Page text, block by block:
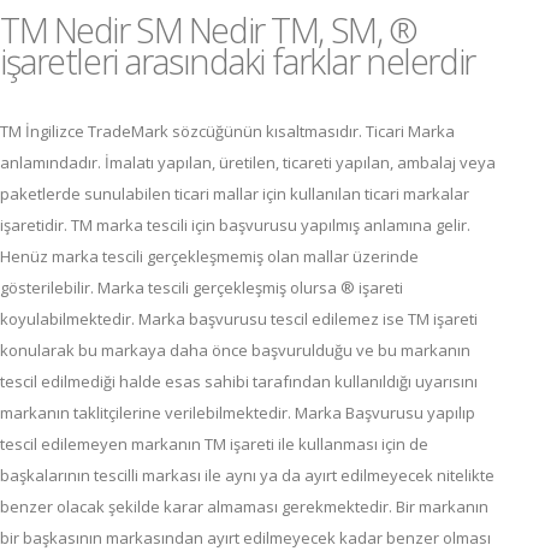
TM Nedir SM Nedir TM, SM, ®
işaretleri arasındaki farklar nelerdir
TM İngilizce TradeMark sözcüğünün kısaltmasıdır. Ticari Marka
anlamındadır. İmalatı yapılan, üretilen, ticareti yapılan, ambalaj veya
paketlerde sunulabilen ticari mallar için kullanılan ticari markalar
işaretidir. TM marka tescili için başvurusu yapılmış anlamına gelir.
Henüz marka tescili gerçekleşmemiş olan mallar üzerinde
gösterilebilir. Marka tescili gerçekleşmiş olursa ® işareti
koyulabilmektedir. Marka başvurusu tescil edilemez ise TM işareti
konularak bu markaya daha önce başvurulduğu ve bu markanın
tescil edilmediği halde esas sahibi tarafından kullanıldığı uyarısını
markanın taklitçilerine verilebilmektedir. Marka Başvurusu yapılıp
tescil edilemeyen markanın TM işareti ile kullanması için de
başkalarının tescilli markası ile aynı ya da ayırt edilmeyecek nitelikte
benzer olacak şekilde karar almaması gerekmektedir. Bir markanın
bir başkasının markasından ayırt edilmeyecek kadar benzer olması